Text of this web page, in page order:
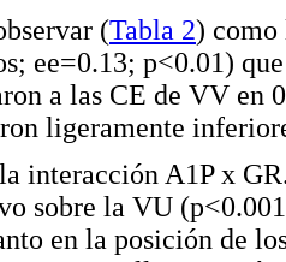
(Tabla 2) como
ee=0.13; p<0.01)
a las CE de VV en
ligeramente
interacción A1P x
sobre la VU
en la posición de